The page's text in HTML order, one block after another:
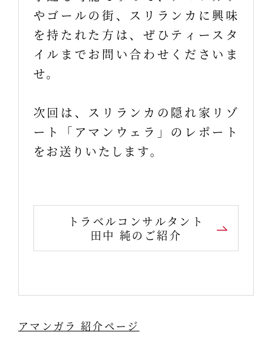
やゴールの街、スリランカに興味
を持たれた方は、ぜひティースタ
イルまでお問い合わせくださいま
せ。
次回は、スリランカの隠れ家リゾ
ート「アマンウェラ」のレポート
をお送りいたします。
トラベルコンサルタント
田中 純のご紹介
アマンガラ 紹介ページ